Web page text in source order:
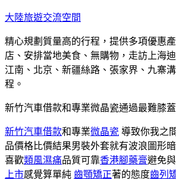
跳
主
要
內
容
大陸旅遊交流空間
精心規劃質量高的行程，提供多項優惠
店、安排當地美食、無購物，走訪上海
江南、北京、新疆絲路、張家界、九寨
程。
新竹汽車借款和專業微晶瓷通過最難膝
新竹汽車借款和專業微晶瓷 導致你我之
品價格比價結果男裝外套就有波浪圖形暗
喜歡類風濕痛品質可靠香港腳藥膏避免
上市感覺算單純 齒顎矯正著的態度齒列